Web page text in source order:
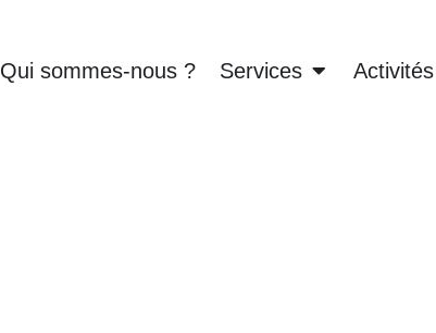
Qui sommes-nous ? Services Activités